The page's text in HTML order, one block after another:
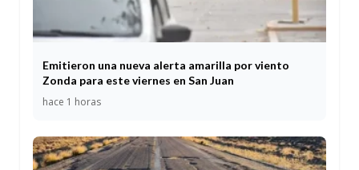
Emitieron una nueva alerta amarilla por viento
Zonda para este viernes en San Juan
hace 1 horas